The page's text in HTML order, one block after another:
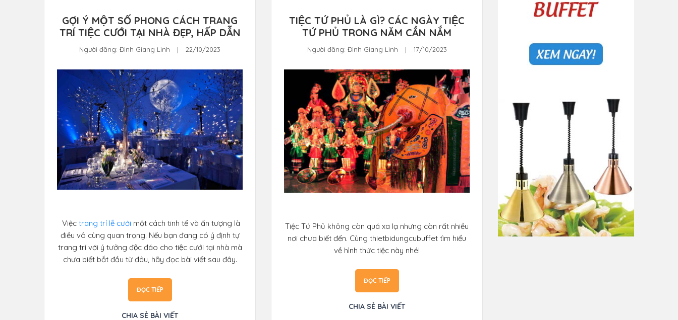
GỢI Ý MỘT SỐ PHONG CÁCH TRANG
TRÍ TIỆC CƯỚI TẠI NHÀ ĐẸP, HẤP DẪN
Người đăng: Đinh Giang Linh | 22/10/2023
Việc trang trí lễ cướimột cách tinh tế và ấn tượng là
điều vô cùng quan trọng. Nếu bạn đang có ý định tự
trang trí với ý tưởng độc đáo cho tiệc cưới tại nhà mà
chưa biết bắt đầu từ đâu, hãy đọc bài viết sau đây.
ĐỌC TIẾP
CHIA SẺ BÀI VIẾT
TIỆC TỨ PHỦ LÀ GÌ? CÁC NGÀY TIỆC
TỨ PHỦ TRONG NĂM CẦN NẮM
Người đăng: Đinh Giang Linh | 17/10/2023
Tiệc Tứ Phủ không còn quá xa lạ nhưng còn rất nhiều
nơi chưa biết đến. Cùng thietbidungcubuffet tìm hiểu
về hình thức tiệc này nhé!
ĐỌC TIẾP
CHIA SẺ BÀI VIẾT